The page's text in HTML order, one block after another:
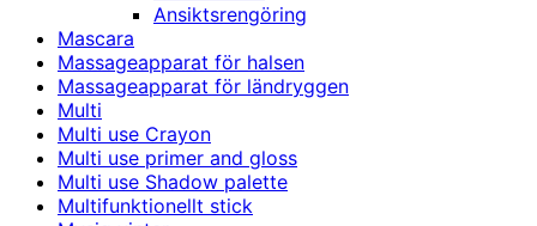
Ansiktsrengöring
Mascara
Massageapparat för halsen
Massageapparat för ländryggen
Multi
Multi use Crayon
Multi use primer and gloss
Multi use Shadow palette
Multifunktionellt stick